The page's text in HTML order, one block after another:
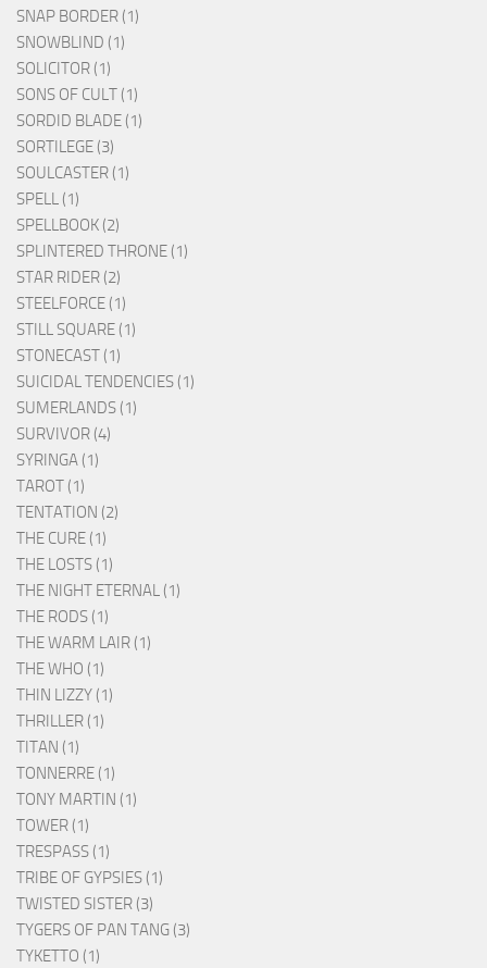
SNAP BORDER (1)
SNOWBLIND (1)
SOLICITOR (1)
SONS OF CULT (1)
SORDID BLADE (1)
SORTILEGE (3)
SOULCASTER (1)
SPELL (1)
SPELLBOOK (2)
SPLINTERED THRONE (1)
STAR RIDER (2)
STEELFORCE (1)
STILL SQUARE (1)
STONECAST (1)
SUICIDAL TENDENCIES (1)
SUMERLANDS (1)
SURVIVOR (4)
SYRINGA (1)
TAROT (1)
TENTATION (2)
THE CURE (1)
THE LOSTS (1)
THE NIGHT ETERNAL (1)
THE RODS (1)
THE WARM LAIR (1)
THE WHO (1)
THIN LIZZY (1)
THRILLER (1)
TITAN (1)
TONNERRE (1)
TONY MARTIN (1)
TOWER (1)
TRESPASS (1)
TRIBE OF GYPSIES (1)
TWISTED SISTER (3)
TYGERS OF PAN TANG (3)
TYKETTO (1)